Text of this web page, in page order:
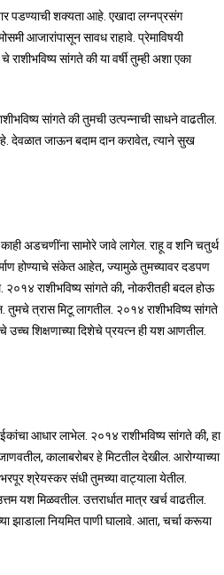
पडण्याची शक्यता आहे. एखादा लग्नप्रसंग
आजारांपासून सावध राहावे. प्रेमाविषयी
सांगते की या वर्षी तुम्ही अशा एका
सांगते की तुमची उत्पन्नाची साधने वाढतील.
देवळात जाऊन बदाम दान करावेत, त्याने सुख
अडचणींना सामोरे जावे लागेल. राहू व शनि चतुर्थ
होण्याचे संकेत आहेत, ज्यामुळे तुमच्यावर दडपण
राशीभविष्य सांगते की, नोकरीतही बदल होऊ
तुमचे त्रास मिटू लागतील. २०१४ राशीभविष्य सांगते
उच्च शिक्षणाच्या दिशेचे प्रयत्न ही यश आणतील.
आधार लाभेल. २०१४ राशीभविष्य सांगते की, हा
कालाबरोबर हे मिटतील देखील. आरोग्याच्या
श्रेयस्कर संधी तुमच्या वाट्याला येतील.
यश मिळवतील. उत्तरार्धात मात्र खर्च वाढतील.
झाडाला नियमित पाणी घालावे. आता, चर्चा करूया